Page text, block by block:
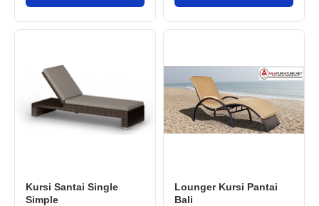
Kursi Santai Single
Simple
Lounger Kursi Pantai
Bali